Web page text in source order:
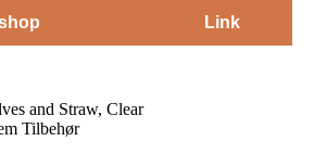
Link
and Straw, Clear
Tilbehør